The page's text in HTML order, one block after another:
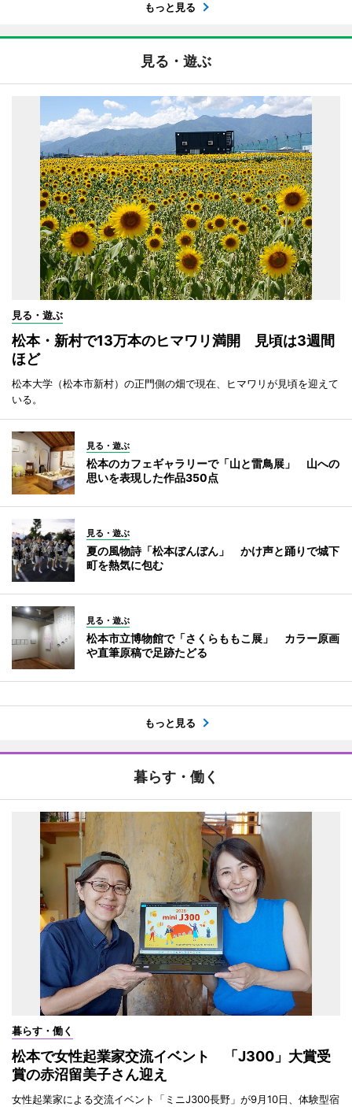
もっと見る
見る・遊ぶ
見る・遊ぶ
松本・新村で13万本のヒマワリ満開 見頃は3週間
ほど
松本大学（松本市新村）の正門側の畑で現在、ヒマワリが見頃を迎えて
いる。
見る・遊ぶ
松本のカフェギャラリーで「山と雷鳥展」 山への
思いを表現した作品350点
見る・遊ぶ
夏の風物詩「松本ぼんぼん」 かけ声と踊りで城下
町を熱気に包む
見る・遊ぶ
松本市立博物館で「さくらももこ展」 カラー原画
や直筆原稿で足跡たどる
もっと見る
暮らす・働く
暮らす・働く
松本で女性起業家交流イベント 「J300」大賞受
賞の赤沼留美子さん迎え
女性起業家による交流イベント「ミニJ300長野」が9月10日、体験型宿